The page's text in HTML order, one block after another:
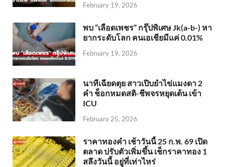
February 19, 2026
พบ “เลือดเพชร” กรุ๊ปพิเศษ Jk(a-b-) หา
ยากระดับโลก คนเอเชียมีแค่ 0.01%
February 19, 2026
นาทีเฉียดตุย สาวเปิบยำไข่แมงดา 2
คำ ช็อกหมดสติ-ชีพจรหยุดเต้น เข้า
ICU
February 25, 2026
ราคาทองคำ เช้าวันนี้ 25 ก.พ. 69 เปิด
ตลาด ปรับตัวเพิ่มขึ้น เช็กราคาทอง 1
สลึงวันนี้ อยู่ที่เท่าไหร่